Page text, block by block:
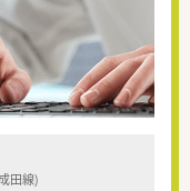
田線)